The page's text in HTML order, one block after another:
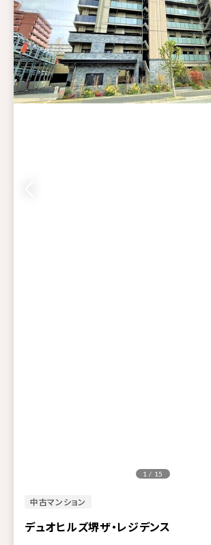
中古マンション
デュオヒルズ堺ザ・レジデンス
1 / 15